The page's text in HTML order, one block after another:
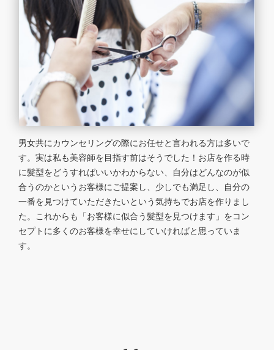
男女共にカウンセリングの際にお任せと言われる方は多いで
す。実は私も美容師を目指す前はそうでした！お店を作る時
に髪型をどうすればいいかわからない、自分はどんなのが似
合うのかというお客様にご提案し、少しでも満足し、自分の
一番を見つけていただきたいという気持ちでお店を作りまし
た。これからも「お客様に似合う髪型を見つけます」をコン
セプトに多くのお客様を幸せにしていければと思っていま
す。